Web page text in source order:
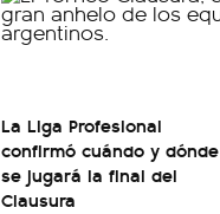
La Liga Profesional
confirmó cuándo y dónde
se jugará la final del
Clausura